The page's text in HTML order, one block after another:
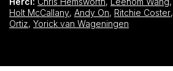
Holt McCallany, Andy On, Ritchie Coster,
Ortiz, Yorick van Wageningen